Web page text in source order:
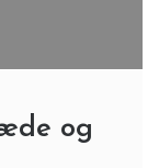
og